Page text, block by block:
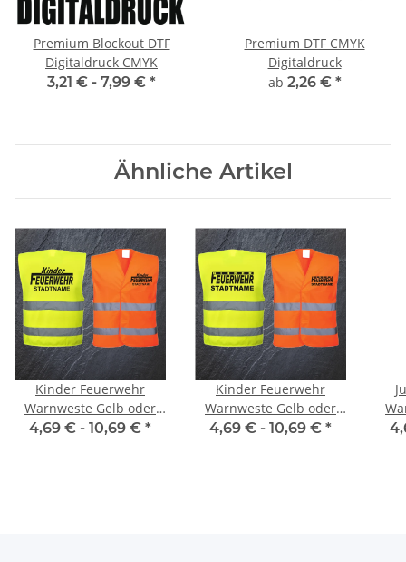
Premium Blockout DTF
Digitaldruck CMYK
3,21 € - 7,99 € *
Premium DTF CMYK
Digitaldruck
ab 2,26 € *
Ähnliche Artikel
Kinder Feuerwehr
Warnweste Gelb oder
Orange #4
4,69 € - 10,69 € *
Kinder Feuerwehr
Warnweste Gelb oder
Orange #3
4,69 € - 10,69 € *